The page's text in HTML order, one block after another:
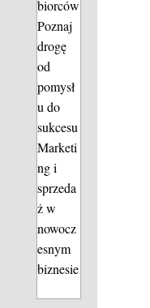
biorców
Poznaj
drogę
od
pomysł
u do
sukcesu
Marketi
ng i
sprzeda
ż w
nowocz
esnym
biznesie